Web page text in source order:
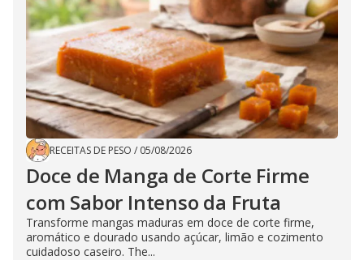
RECEITAS DE PESO / 05/08/2026
Doce de Manga de Corte Firme
com Sabor Intenso da Fruta
Transforme mangas maduras em doce de corte firme,
aromático e dourado usando açúcar, limão e cozimento
cuidadoso caseiro. The...